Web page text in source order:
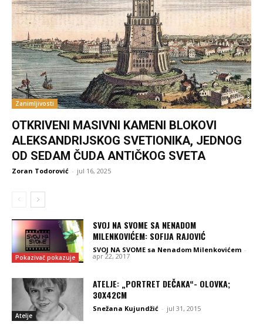
Zanimljivosti
OTKRIVENI MASIVNI KAMENI BLOKOVI
ALEKSANDRIJSKOG SVETIONIKA, JEDNOG
OD SEDAM ČUDA ANTIČKOG SVETA
Zoran Todorović - jul 16, 2025
Pokazivač pokazuje
SVOJ NA SVOME SA NENADOM
MILENKOVIĆEM: SOFIJA RAJOVIĆ
SVOJ NA SVOME sa Nenadom Milenkovićem -
apr 22, 2017
Atelje
ATELJE: „PORTRET DEČAKA“- OLOVKA;
30X42CM
Snežana Kujundžić - jul 31, 2015